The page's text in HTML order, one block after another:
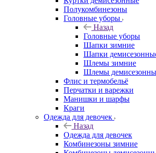
Полукомбинезоны
Головные уборы
Назад
Головные уборы
Шапки зимние
Шапки
Шлемы зимние
Шлемы
Флис и термобельё
Перчатки и варежки
Манишки и шарфы
Краги
Одежда для девочек
Назад
Одежда для девочек
Комбинезоны зимние